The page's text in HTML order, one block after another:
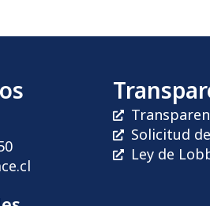
Solicitud
Ley de